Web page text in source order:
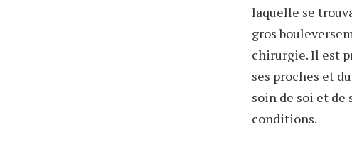
laquelle se
gros
chirurgie. Il est
ses proches et
soin de soi et de
conditions.